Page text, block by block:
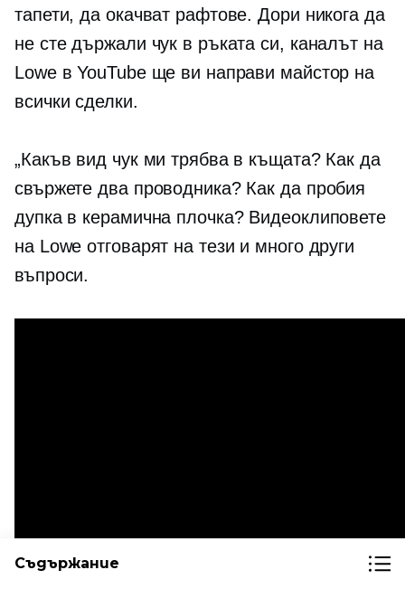
тапети, да окачват рафтове. Дори никога да
не сте държали чук в ръката си, каналът на
Lowe в YouTube ще ви направи майстор на
всички сделки.
„Какъв вид чук ми трябва в къщата? Как да
свържете два проводника? Как да пробия
дупка в керамична плочка? Видеоклиповете
на Lowe отговарят на тези и много други
въпроси.
Съдържание